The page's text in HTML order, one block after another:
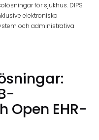
för sjukhus. DIPS
elektroniska
och administrativa
Open EHR-